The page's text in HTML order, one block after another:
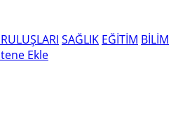
SAĞLIK EĞİTİM BİLİM
Ekle